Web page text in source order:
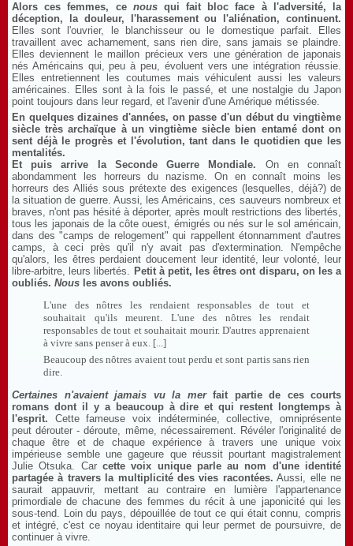
Alors ces femmes, ce nousqui fait bloc face à l'adversité, la
déception, la douleur, l'harassement ou l'aliénation, continuent.
Elles sont l'ouvrier, le blanchisseur ou le domestique parfait. Elles
travaillent avec acharnement, sans rien dire, sans jamais se plaindre.
Elles deviennent le maillon précieux vers une génération de japonais
nés Américains qui, peu à peu, évoluent vers une intégration réussie.
Elles entretiennent les coutumes mais véhiculent aussi les valeurs
américaines. Elles sont à la fois le passé, et une nostalgie du Japon
point toujours dans leur regard, et l'avenir d'une Amérique métissée.
En quelques dizaines d'années, on passe d'un début du vingtième
siècle très archaïque à un vingtième siècle bien entamé dont on
sent déjà le progrès et l'évolution, tant dans le quotidien que les
mentalités.
Et puis arrive la Seconde Guerre Mondiale. On en connaît
abondamment les horreurs du nazisme. On en connaît moins les
horreurs des Alliés sous prétexte des exigences (lesquelles, déjà?) de
la situation de guerre. Aussi, les Américains, ces sauveurs nombreux et
braves, n'ont pas hésité à déporter, après moult restrictions des libertés,
tous les japonais de la côte ouest, émigrés ou nés sur le sol américain,
dans des "camps de relogement" qui rappellent étonnamment d'autres
camps, à ceci près qu'il n'y avait pas d'extermination. N'empêche
qu'alors, les êtres perdaient doucement leur identité, leur volonté, leur
libre-arbitre, leurs libertés. Petit à petit, les êtres ont disparu, on les a
oubliés. Nous les avons oubliés.
L'une des nôtres les rendaient responsables de tout et
souhaitait qu'ils meurent. L'une des nôtres les rendait
responsables de tout et souhaitait mourir. D'autres apprenaient
à vivre sans penser à eux. [...]
Beaucoup des nôtres avaient tout perdu et sont partis sans rien
dire.
Certaines n'avaient jamais vu la merfait partie de ces courts
romans dont il y a beaucoup à dire et qui restent longtemps à
l'esprit. Cette fameuse voix indéterminée, collective, omniprésente
peut dérouter - déroute, même, nécessairement. Révéler l'originalité de
chaque être et de chaque expérience à travers une unique voix
impérieuse semble une gageure que réussit pourtant magistralement
Julie Otsuka. Car cette voix unique parle au nom d'une identité
partagée à travers la multiplicité des vies racontées. Aussi, elle ne
saurait appauvrir, mettant au contraire en lumière l'appartenance
primordiale de chacune des femmes du récit à une japonicité qui les
sous-tend. Loin du pays, dépouillée de tout ce qui était connu, compris
et intégré, c'est ce noyau identitaire qui leur permet de poursuivre, de
continuer à vivre.